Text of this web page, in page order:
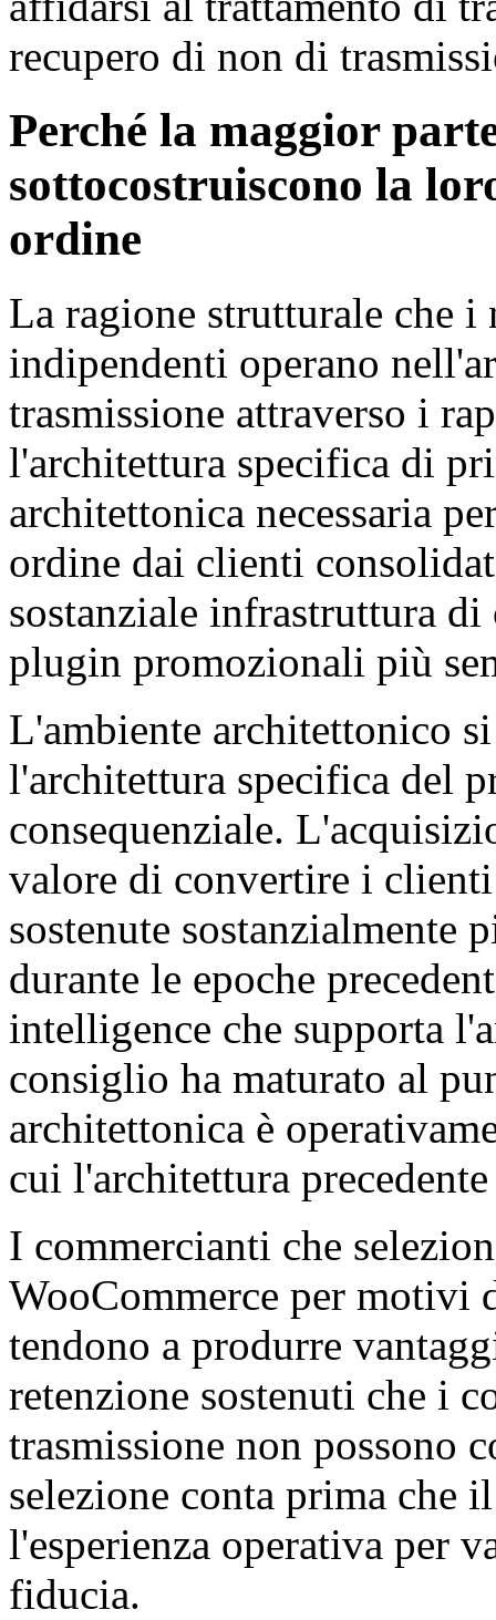
recupero di non di
Perché la maggior
sottocostruiscono la
ordine
La ragione strutturale che
indipendenti operano
trasmissione attraverso i
l'architettura specifica di
architettonica necessaria
ordine dai clienti
sostanziale infrastruttura
plugin promozionali più
L'ambiente architettonico
l'architettura specifica del
consequenziale.
valore di convertire i
sostenute sostanzialmente
durante le epoche
intelligence che supporta
consiglio ha maturato al
architettonica è
cui l'architettura
I commercianti che
WooCommerce per motivi
tendono a produrre
retenzione sostenuti che i
trasmissione non possono
selezione conta prima che
l'esperienza operativa per
fiducia.